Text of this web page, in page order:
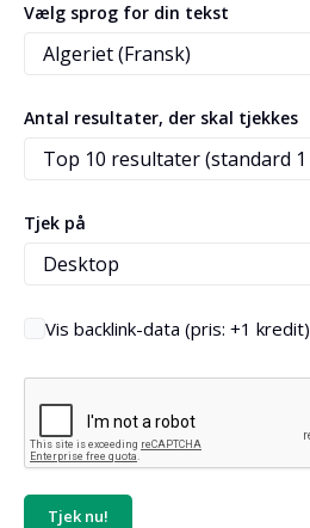
Vælg sprog for din tekst
Antal resultater, der skal tjekkes
Tjek på
Vis backlink-data (pris: +1 kredit)
Tjek nu!